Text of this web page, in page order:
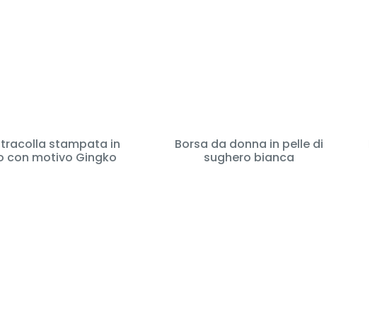
tracolla stampata in
con motivo Gingko
Borsa da donna in pelle di
sughero bianca